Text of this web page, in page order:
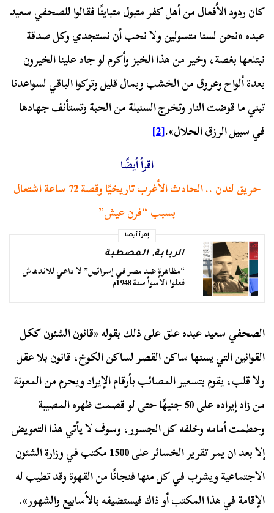
كان ردود الأفعال من أهل كفر متبول متباينًا فقالوا للصحفي سعيد
عبده «نحن لسنا متسولين ولا نحب أن نستجدي وكل صدقة
نبتلعها بغصة، وخير من هذا الخبز وأكرم لو جاد علينا الخيرون
بعدة ألواح وعروق من الخشب وبمال قليل وتركوا الباقي لسواعدنا
تبني ما قوضت النار وتخرج السنبلة من الحبة وتستأنف جهادها
في سبيل الرزق الحلال».[2]
اقرأ أيضًا
حريق لندن .. الحادث الأغرب تاريخيًا وقصة 72 ساعة اشتعال
بسبب “فرن عيش”
إقرأ أيضا
الربابة,المصطبة
“مظاهرة ضد مصر في إسرائيل” لا داعي للاندهاش
فعلوا الأسوأ سنة 1948م
الصحفي سعيد عبده علق على ذلك بقوله «قانون الشئون ككل
القوانين التي يسنها ساكن القصر لساكن الكوخ، قانون بلا عقل
ولا قلب، يقوم بتسعير المصائب بأرقام الإيراد ويحرم من المعونة
من زاد إيراده على 50 جنيهًا حتى لو قصمت ظهره المصيبة
وحطمت أمامه وخلفه كل الجسور، وسوف لا يأتي هذا التعويض
إلا بعد ان يمر تقرير الخسائر على 1500 مكتب في وزارة الشئون
الاجتماعية ويشرب في كل منها فنجانًا من القهوة وقد تطيب له
الإقامة في هذا المكتب أو ذاك فيستضيفه بالأسابيع والشهور».